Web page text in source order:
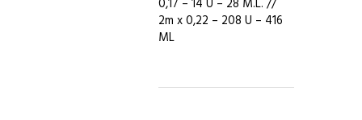
0,17 – 14 U – 28 M.L. //
2m x 0,22 – 208 U – 416
ML